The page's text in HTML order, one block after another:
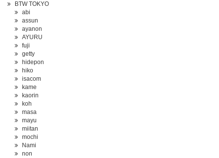
BTW TOKYO
abi
assun
ayanon
AYURU
fuji
getty
hidepon
hiko
isacom
kame
kaorin
koh
masa
mayu
miitan
mochi
Nami
non